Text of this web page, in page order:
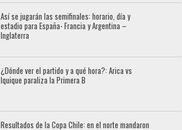
Así se jugarán las semifinales: horario, día y
estadio para España- Francia y Argentina –
Inglaterra
¿Dónde ver el partido y a qué hora?: Arica vs
Iquique paraliza la Primera B
Resultados de la Copa Chile: en el norte mandaron